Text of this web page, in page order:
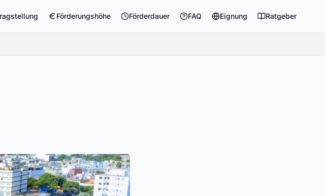
Förderungshöhe Förderdauer FAQ Eignung Ratgeber